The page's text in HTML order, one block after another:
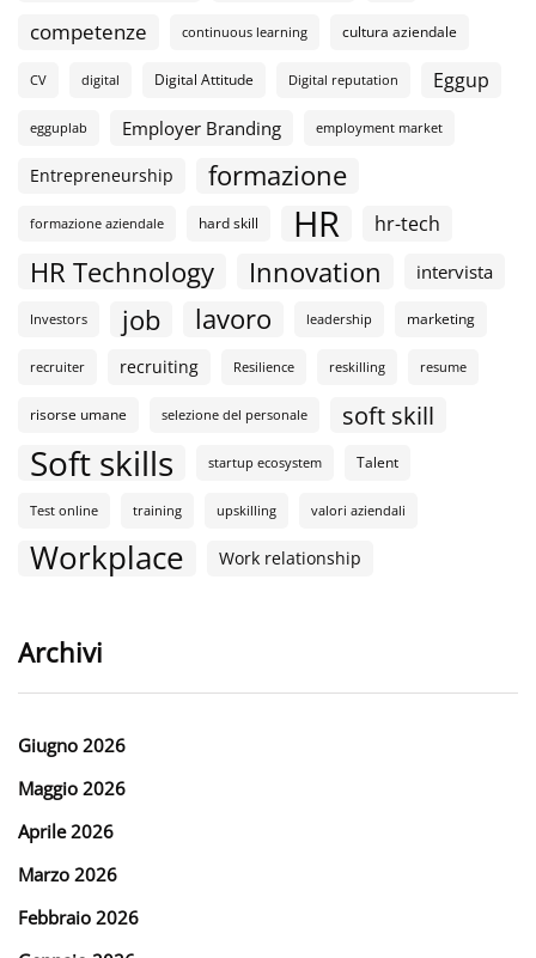
competenze continuous learning cultura aziendale
CV digital Digital Attitude Digital reputation Eggup
egguplab Employer Branding employment market
Entrepreneurship formazione
formazione aziendale hard skill HR hr-tech
HR Technology Innovation intervista
Investors job lavoro leadership marketing
recruiter recruiting Resilience reskilling resume
risorse umane selezione del personale soft skill
Soft skills startup ecosystem Talent
Test online training upskilling valori aziendali
Workplace Work relationship
Archivi
Giugno 2026
Maggio 2026
Aprile 2026
Marzo 2026
Febbraio 2026